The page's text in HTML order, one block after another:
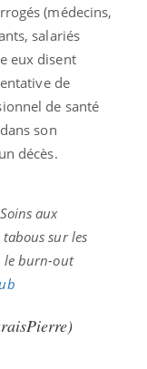
(médecins,
salariés
eux disent
de
de santé
son
décès.
aux
tabous sur les
le burn-out